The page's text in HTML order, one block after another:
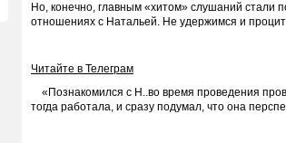
Но, конечно, главным «хитом» слушаний стали
отношениях с Натальей. Не удержимся и
Читайте в Телеграм
«Познакомился с Н..во время проведения
тогда работала, и сразу подумал, что она